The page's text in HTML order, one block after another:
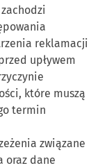
reklamacji
upływem
które muszą
termin
związane
oraz dane